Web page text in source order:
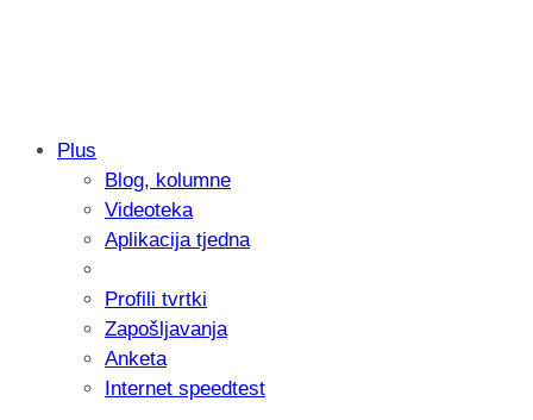
Samsung otkrio kako je nastajala
donijelo tanje i izdržljivije preklopne
Plus
Blog, kolumne
Videoteka
Aplikacija tjedna
Profili tvrtki
Zapošljavanja
Anketa
Internet speedtest